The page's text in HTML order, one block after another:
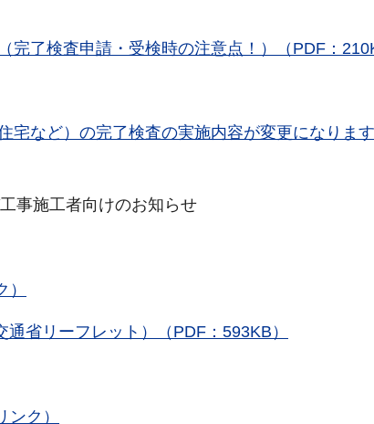
完了検査申請・受検時の注意点！）（PDF：
宅など）の完了検査の実施内容が変更になりま
事施工者向けのお知らせ
省リーフレット）（PDF：593KB）
ク）